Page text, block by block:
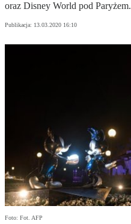
oraz Disney World pod Paryżem.
Publikacja: 13.03.2020 16:10
Foto: Fot. AFP